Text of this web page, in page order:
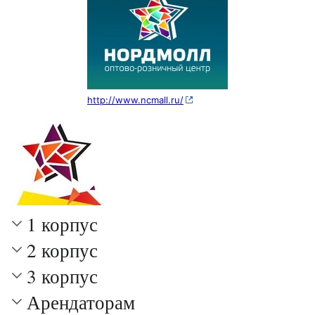
http://www.ncmall.ru/
1 корпус
2 корпус
3 корпус
Арендаторам